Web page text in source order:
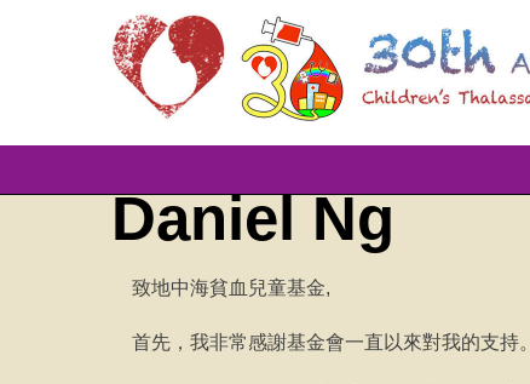
Daniel Ng
致地中海貧血兒童基金,
首先，我非常感謝基金會一直以來對我的支持。